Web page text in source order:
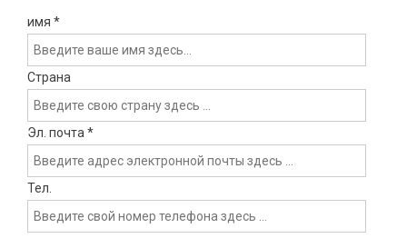
имя *
Страна
Эл. почта *
Тел.